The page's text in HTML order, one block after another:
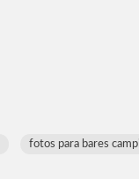
fotos para bares